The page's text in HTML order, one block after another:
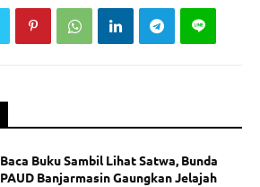
Baca Buku Sambil Lihat Satwa, Bunda
PAUD Banjarmasin Gaungkan Jelajah